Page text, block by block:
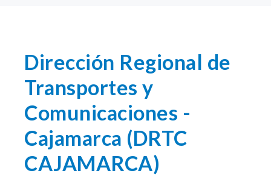
Dirección Regional de
Transportes y
Comunicaciones -
Cajamarca (DRTC
CAJAMARCA)